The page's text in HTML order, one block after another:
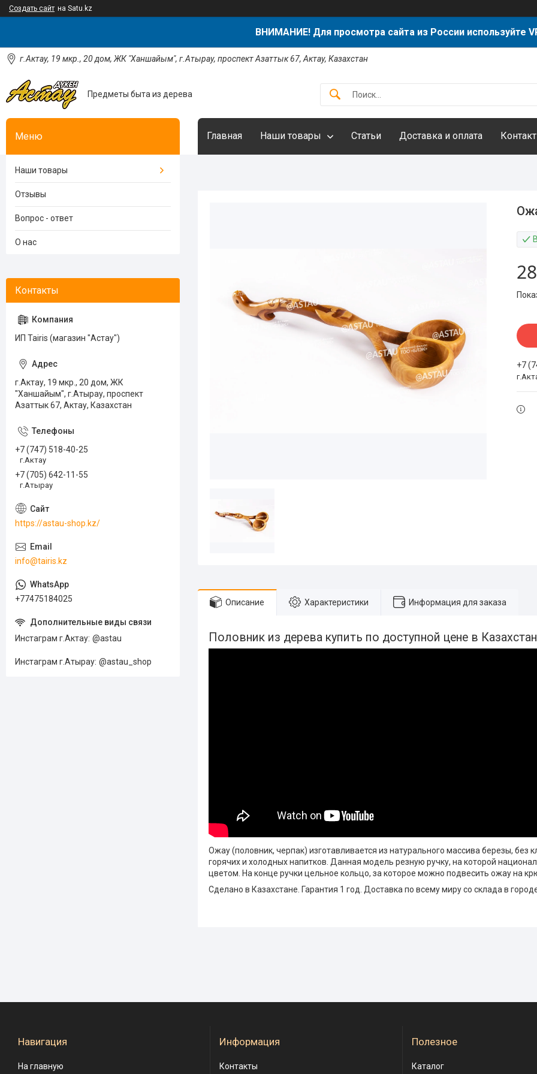
Создать сайт на Satu.kz
ВНИМАНИЕ! Для просмотра сайта из России используйте
г.Актау, 19 мкр., 20 дом, ЖК "Ханшайым", г.Атырау, проспект Азаттык 67, Актау, Казахстан
Предметы быта из дерева
Главная Наши товары Статьи Доставка и оплата
+7
Описание Характеристики Информация для заказа
Половник из дерева купить по доступной цене в
Ожау (половник, черпак) изготавливается из натурального массива березы, без
горячих и холодных напитков. Данная модель резную ручку, на которой
цветом. На конце ручки цельное кольцо, за которое можно подвесить ожау на
Сделано в Казахстане. Гарантия 1 год. Доставка по всему миру со склада в
Наши товары
Отзывы
Вопрос - ответ
О нас
ИП Tairis (магазин "Астау")
г.Актау, 19 мкр., 20 дом, ЖК
"Ханшайым", г.Атырау, проспект
Азаттык 67, Актау, Казахстан
+7 (747) 518-40-25
г.Актау
+7 (705) 642-11-55
г.Атырау
https://astau-shop.kz/
info@tairis.kz
+77475184025
Инстаграм г.Актау @astau
Инстаграм г.Атырау @astau_shop
Навигация
На главную
Информация
Контакты
Полезное
Каталог